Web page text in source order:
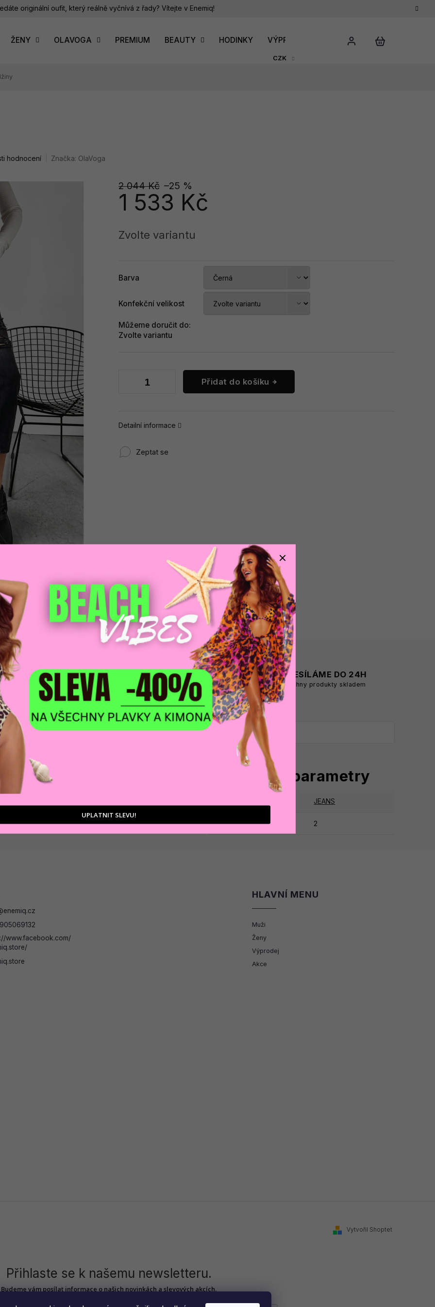
originální oufit, který reálně vyčnívá z řady? Vítejte v Enemiq!
CZK
ŽENY OLAVOGA PREMIUM BEAUTY HODINKY VÝPRODEJ DÁRKOVÝ POUKAZ
hodnocení Značka: OlaVoga
2 044 Kč –25 %
1 533 Kč
cena:
Zvolte variantu
Barva
Konfekční velikost
Můžeme doručit do:
Zvolte variantu
Přidat do košíku
Detailní informace
Zeptat se
VÁM
produktů
DOPRAVA ZDARMA
na adresu nebo pobočku
Zásilkovny
ODESÍLÁME DO 24H
všechny produkty skladem
Doplňkové parametry
JEANS
Záruka: 2
enemiq.cz
www.facebook.com/
HLAVNÍ MENU
Muži
Ženy
Výprodej
Akce
Vytvořil Shoptet
Přihlaste se k našemu newsletteru.
Budeme vám posílat informace o našich novinkách a slevových akcích.
UPLATNIT SLEVU!